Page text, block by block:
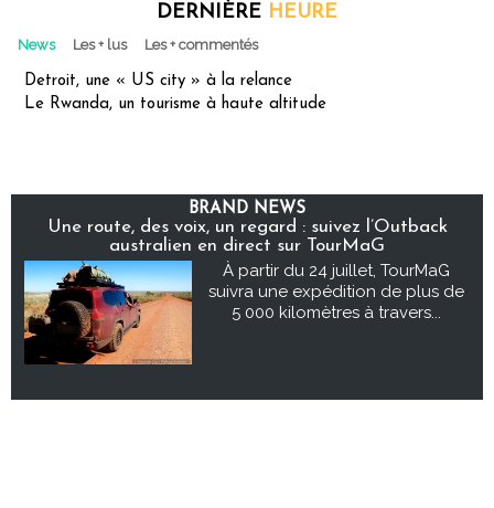
DERNIÈRE HEURE
News Les + lus Les + commentés
Detroit, une « US city » à la relance
Le Rwanda, un tourisme à haute altitude
BRAND NEWS
Une route, des voix, un regard : suivez l’Outback
australien en direct sur TourMaG
À partir du 24 juillet, TourMaG
suivra une expédition de plus de
5 000 kilomètres à travers...